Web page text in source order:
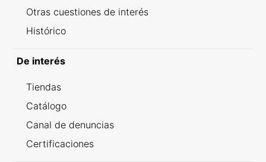
Otras cuestiones de interés
Histórico
De interés
Tiendas
Catálogo
Canal de denuncias
Certificaciones